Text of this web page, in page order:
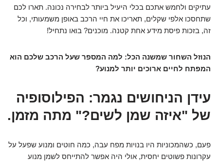
עתיקים ולחמש אתכם בכלי היעיל ביותר לבחירה נכונה. תארו לכם
שתחסכו אלפי שקלים, תאריכו את חיי הרכב באופן משמעותי, וכל
זה, בזכות פיסת מידע אחת קטנה. מוכנים? בואו נתחיל!
הנוזל השחור שמשנה הכל: למה המספר שעל הרכב שלכם הוא
המפתח לחיים ארוכים יותר למנוע?
עידן הניחושים נגמר: הפילוסופיה
של "איזה שמן לשים?" מתה מזמן.
פעם, כשהמכוניות היו בנויות מפח עבה, כמה חוטים ומנוע שפעל על
עקרונות פשוטים יחסית, אולי היה אפשר להתייחס לשמן מנוע